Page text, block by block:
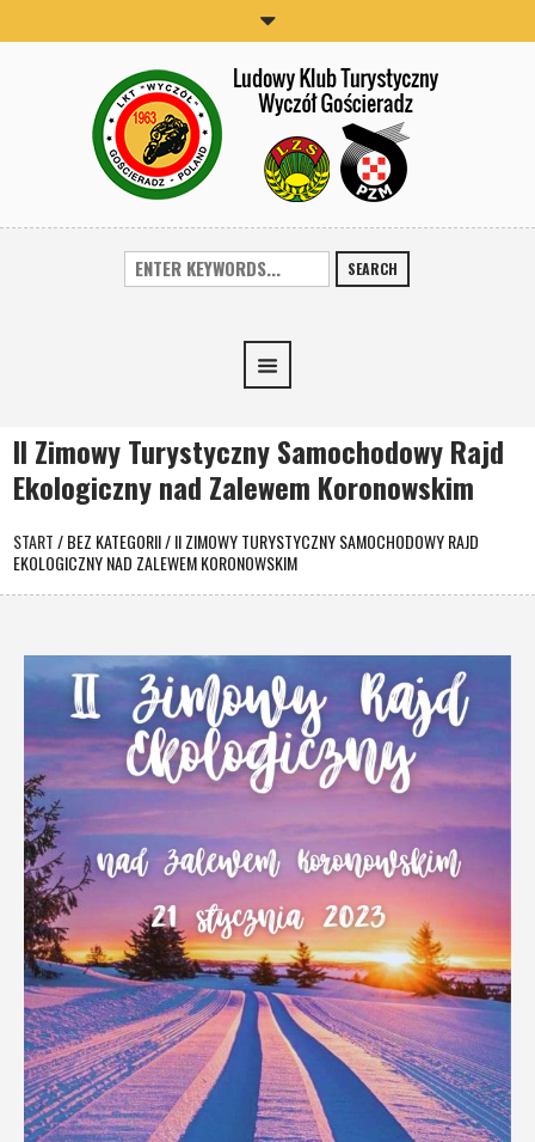
SEARCH
II Zimowy Turystyczny Samochodowy Rajd
Ekologiczny nad Zalewem Koronowskim
START/BEZ KATEGORII/II ZIMOWY TURYSTYCZNY SAMOCHODOWY RAJD
EKOLOGICZNY NAD ZALEWEM KORONOWSKIM